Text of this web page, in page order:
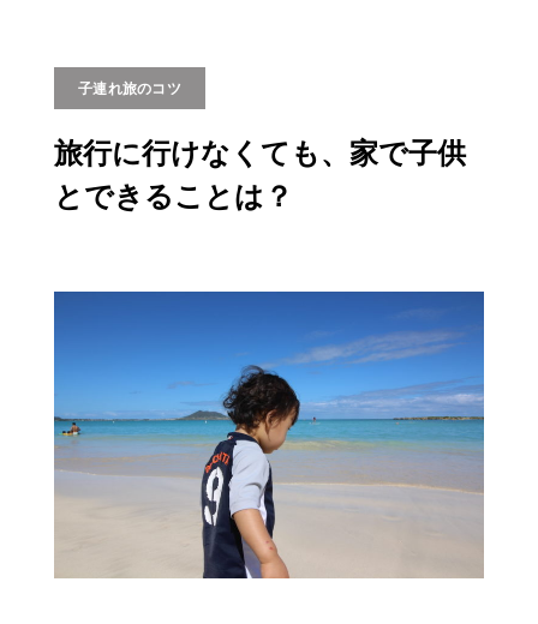
子連れ旅のコツ
旅行に行けなくても、家で子供
とできることは？